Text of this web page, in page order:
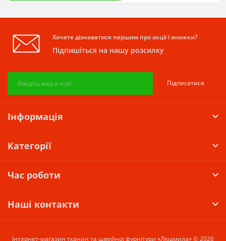
Хочете дізнаватися першим про акції і знижки?
Підпишіться на нашу розсилку
Підписатися
Інформація
Категорії
Час роботи
Наші контакти
Інтернет-магазин тканин та швейної фурнітури «Людмила» © 2026